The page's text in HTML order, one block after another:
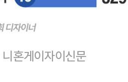
혼게이자이신문